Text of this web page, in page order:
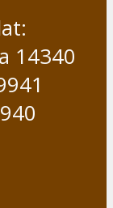
14340